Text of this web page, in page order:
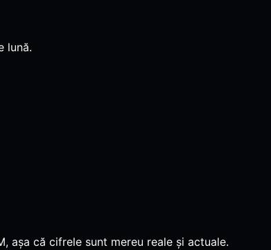
lună.
așa că cifrele sunt mereu reale și actuale.